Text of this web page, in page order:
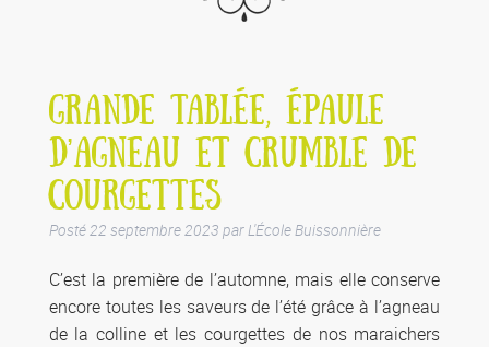
GRANDE TABLÉE, ÉPAULE
D’AGNEAU ET CRUMBLE DE
COURGETTES
Posté 22 septembre 2023 par L'École Buissonnière
C’est la première de l’automne, mais elle conserve
encore toutes les saveurs de l’été grâce à l’agneau
de la colline et les courgettes de nos maraichers